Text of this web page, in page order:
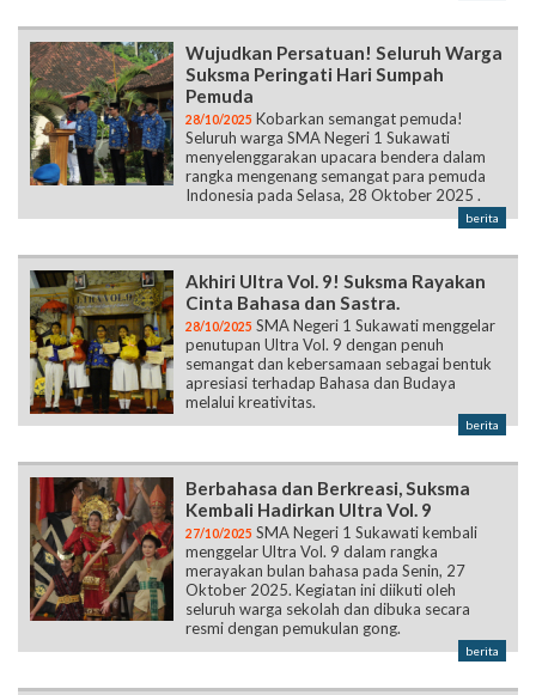
Wujudkan Persatuan! Seluruh Warga
Suksma Peringati Hari Sumpah
Pemuda
28/10/2025 Kobarkan semangat pemuda!
Seluruh warga SMA Negeri 1 Sukawati
menyelenggarakan upacara bendera dalam
rangka mengenang semangat para pemuda
Indonesia pada Selasa, 28 Oktober 2025 .
berita
Akhiri Ultra Vol. 9! Suksma Rayakan
Cinta Bahasa dan Sastra.
28/10/2025 SMA Negeri 1 Sukawati menggelar
penutupan Ultra Vol. 9 dengan penuh
semangat dan kebersamaan sebagai bentuk
apresiasi terhadap Bahasa dan Budaya
melalui kreativitas.
berita
Berbahasa dan Berkreasi, Suksma
Kembali Hadirkan Ultra Vol. 9
27/10/2025 SMA Negeri 1 Sukawati kembali
menggelar Ultra Vol. 9 dalam rangka
merayakan bulan bahasa pada Senin, 27
Oktober 2025. Kegiatan ini diikuti oleh
seluruh warga sekolah dan dibuka secara
resmi dengan pemukulan gong.
berita